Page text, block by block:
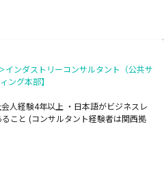
インダストリーコンサルタント（公共サ
ング本部】
人経験4年以上 ・日本語がビジネスレ
こと (コンサルタント経験者は関西拠